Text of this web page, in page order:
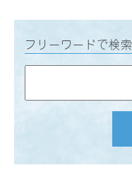
フリーワードで検索